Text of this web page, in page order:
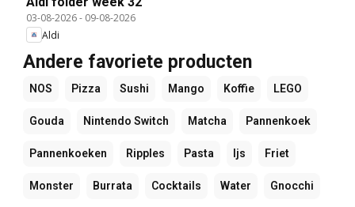
03-08-2026- 09-08-2026
Aldi
Andere favoriete producten
NOS Pizza Sushi Mango Koffie LEGO
Gouda Nintendo Switch Matcha Pannenkoek
Pannenkoeken Ripples Pasta Ijs Friet
Monster Burrata Cocktails Water Gnocchi